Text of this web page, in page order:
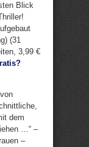
Blick
(31
3,99 €
dem
…“ –
–